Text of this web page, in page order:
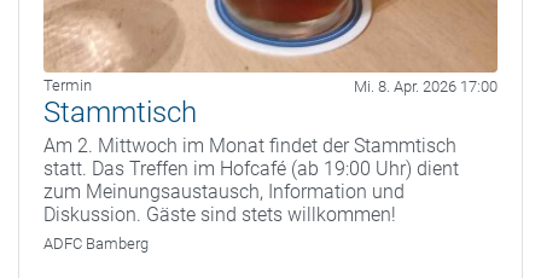
Termin Mi. 8. Apr. 2026 17:00
Stammtisch
Am 2. Mittwoch im Monat findet der Stammtisch
statt. Das Treffen im Hofcafé (ab 19:00 Uhr) dient
zum Meinungsaustausch, Information und
Diskussion. Gäste sind stets willkommen!
ADFC Bamberg